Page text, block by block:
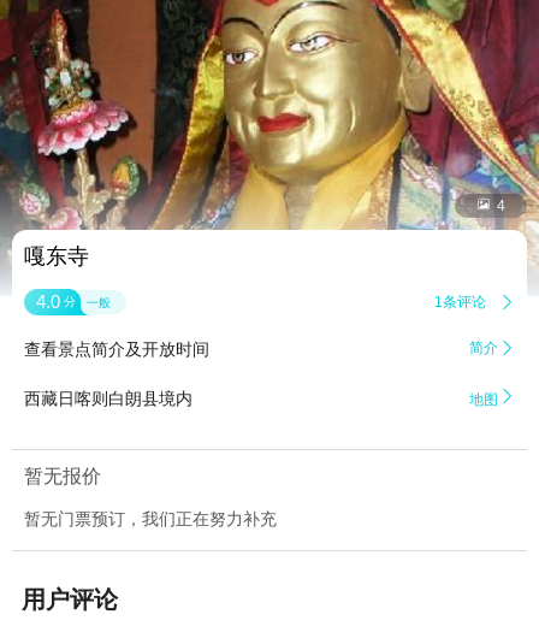
 4
嘎东寺
4.0 分 一般 1条评论 
查看景点简介及开放时间 简介 
西藏日喀则白朗县境内 地图 
暂无报价
暂无门票预订，我们正在努力补充
用户评论
